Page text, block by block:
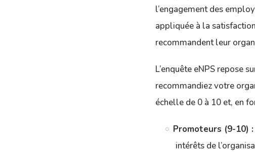
l’engagement des
appliquée à la
recommandent leur
L’enquête eNPS repose
recommandiez votre
échelle de 0 à 10 et, en
Promoteurs (9-10) :
intérêts de